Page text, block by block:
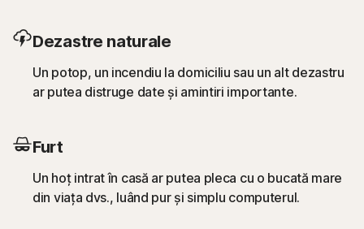
Dezastre naturale
Un potop, un incendiu la domiciliu sau un alt dezastru
ar putea distruge date și amintiri importante.
Furt
Un hoț intrat în casă ar putea pleca cu o bucată mare
din viața dvs., luând pur și simplu computerul.